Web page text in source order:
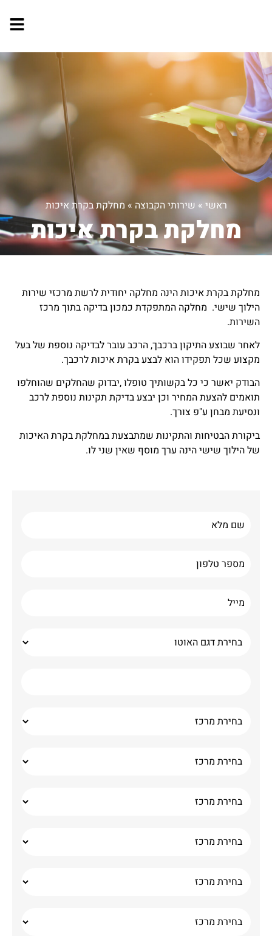
ראשי » שירותי הקבוצה » מחלקת בקרת איכות
מחלקת בקרת איכות
מחלקת בקרת איכות הינה מחלקה יחודית לרשת מרכזי שירות
הילוך שישי. מחלקה המתפקדת כמכון בדיקה בתוך מרכז
השירות.
לאחר שבוצע התיקון ברכבך, הרכב עובר לבדיקה נוספת של בעל
מקצוע שכל תפקידו הוא לבצע בקרת איכות לרכבך.
הבודק יאשר כי כל בקשותיך טופלו ,יבדוק שהחלקים שהוחלפו
תואמים להצעת המחיר וכן יבצע בדיקת תקינות נוספת לרכב
ונסיעת מבחן ע"פ צורך.
ביקורת הבטיחות והתקינות שמתבצעת במחלקת בקרת האיכות
של הילוך שישי הינה ערך מוסף שאין שני לו.